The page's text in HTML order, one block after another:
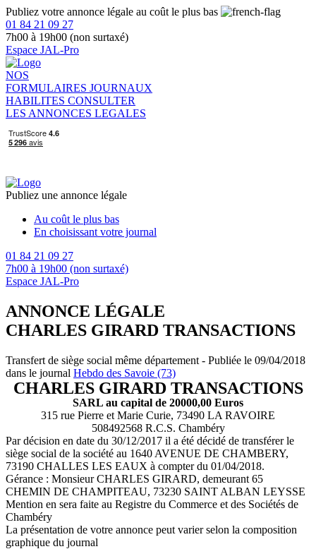
Publiez votre annonce légale au coût le plus bas
01 84 21 09 27
7h00 à 19h00 (non surtaxé)
Espace JAL-Pro
NOS
FORMULAIRES JOURNAUX
HABILITES CONSULTER
LES ANNONCES LEGALES
Publiez une annonce légale
Au coût le plus bas
En choisissant votre journal
01 84 21 09 27
7h00 à 19h00 (non surtaxé)
Espace JAL-Pro
ANNONCE LÉGALE
CHARLES GIRARD TRANSACTIONS
Transfert de siège social même département - Publiée le 09/04/2018
dans le journal Hebdo des Savoie (73)
CHARLES GIRARD TRANSACTIONS
SARL au capital de 20000,00 Euros
315 rue Pierre et Marie Curie, 73490 LA RAVOIRE
508492568 R.C.S. Chambéry
Par décision en date du 30/12/2017 il a été décidé de transférer le
siège social de la société au 1640 AVENUE DE CHAMBERY,
73190 CHALLES LES EAUX à compter du 01/04/2018.
Gérance : Monsieur CHARLES GIRARD, demeurant 65
CHEMIN DE CHAMPITEAU, 73230 SAINT ALBAN LEYSSE
Mention en sera faite au Registre du Commerce et des Sociétés de
Chambéry
La présentation de votre annonce peut varier selon la composition
graphique du journal